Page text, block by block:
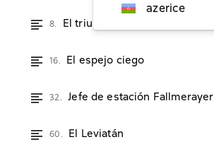
azerice
8. El triunfo de la belleza
16. El espejo ciego
32. Jefe de estación Fallmerayer
60. El Leviatán